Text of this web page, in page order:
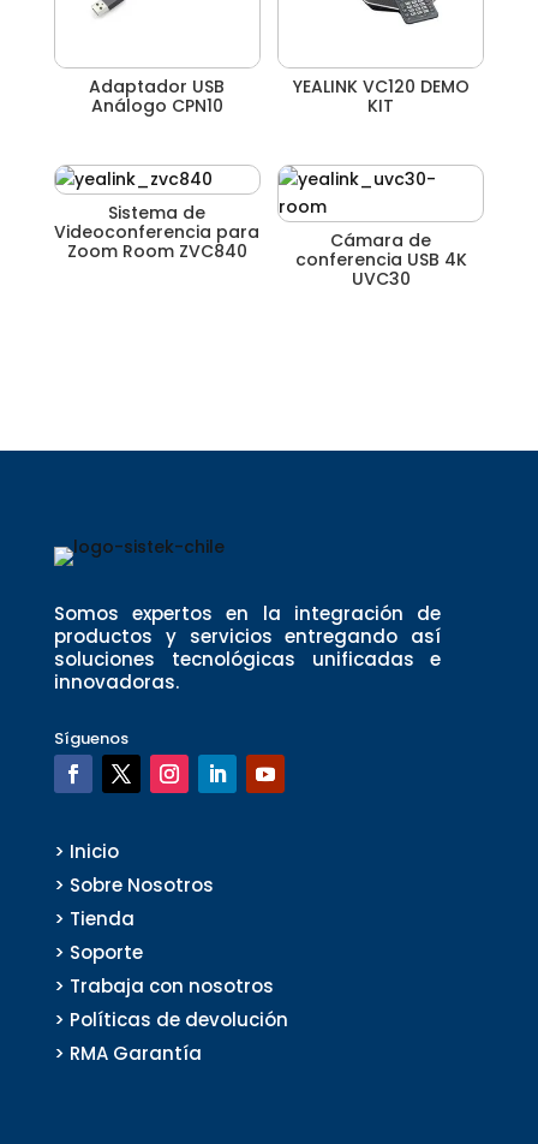
Adaptador USB
Análogo CPN10
YEALINK VC120 DEMO
KIT
Sistema de
Videoconferencia para
Zoom Room ZVC840
Cámara de
conferencia USB 4K
UVC30
Somos expertos en la integración de
productos y servicios entregando así
soluciones tecnológicas unificadas e
innovadoras.
Síguenos
> Inicio
> Sobre Nosotros
> Tienda
> Soporte
> Trabaja con nosotros
> Políticas de devolución
> RMA Garantía